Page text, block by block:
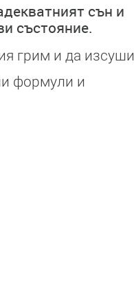
сън и
състояние.
грим и да изсуши
формули и